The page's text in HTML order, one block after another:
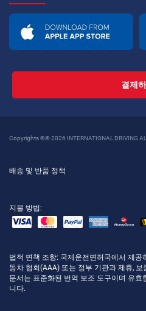
결제하
Copyrights ©© 2026 INTERNATIONAL DRIVING
배송 및 반품 정책
지불 방법:
법적 면책 조항: 국제운전면허국에서 제공
동차 협회(AAA) 또는 정부 기관과 제휴, 보
문서는 표준화된 번역 보조 도구이며 유
니다.